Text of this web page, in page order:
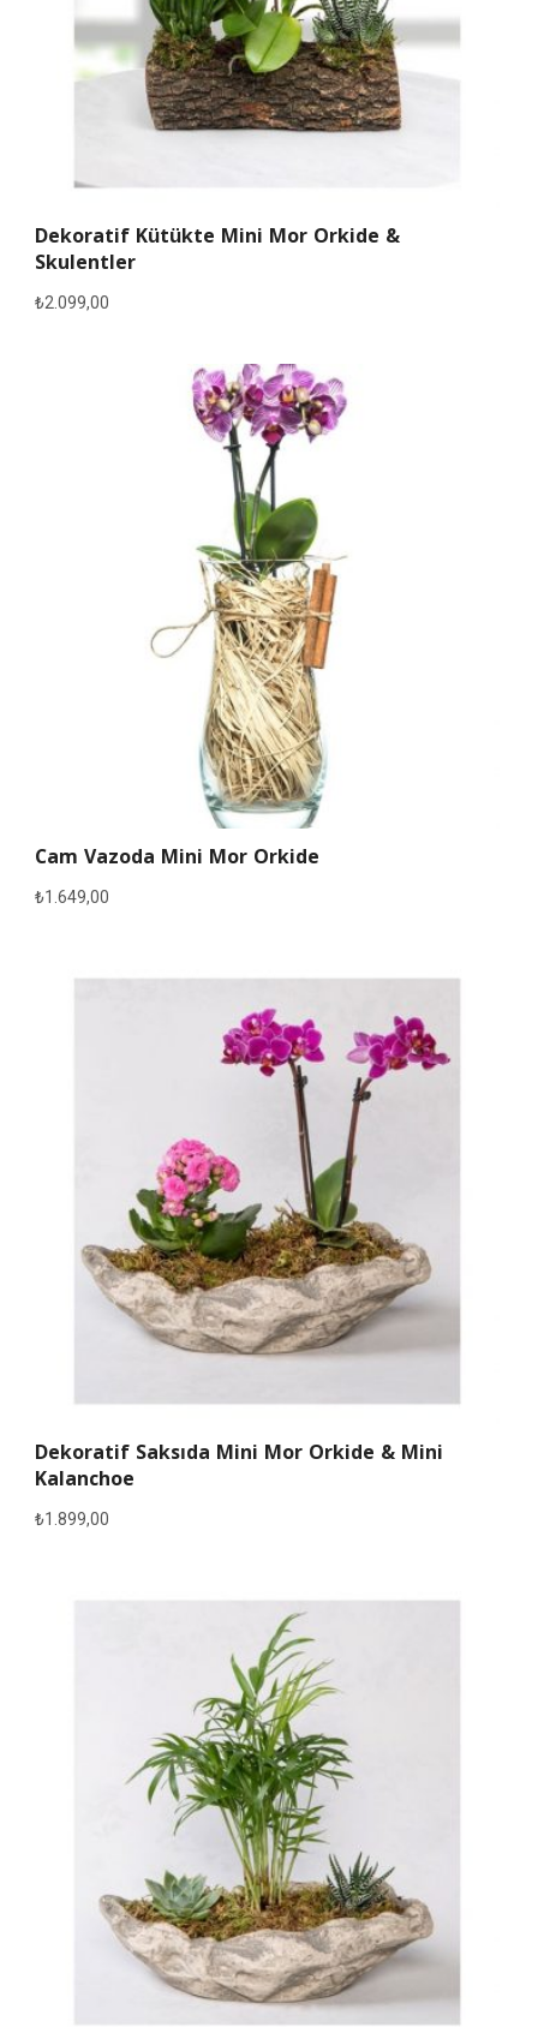
Dekoratif Kütükte Mini Mor Orkide &
Skulentler
₺2.099,00
Cam Vazoda Mini Mor Orkide
₺1.649,00
Dekoratif Saksıda Mini Mor Orkide & Mini
Kalanchoe
₺1.899,00